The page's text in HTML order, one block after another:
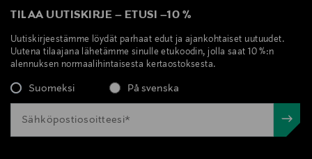
TILAA UUTISKIRJE – ETUSI –10 %
Uutiskirjeestämme löydät parhaat edut ja ajankohtaiset uutuudet.
Uutena tilaajana lähetämme sinulle etukoodin, jolla saat 10 %:n
alennuksen normaalihintaisesta kertaostoksesta.
Suomeksi På svenska